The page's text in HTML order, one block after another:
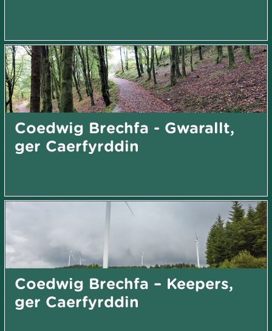
Coedwig Brechfa - Gwarallt,
ger Caerfyrddin
Coedwig Brechfa – Keepers,
ger Caerfyrddin